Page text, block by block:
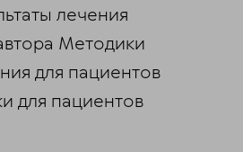
лечения
Методики
для пациентов
для пациентов